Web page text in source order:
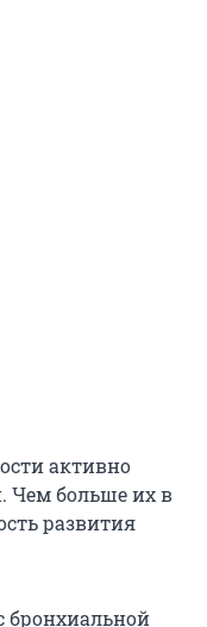
активно
Чем больше их в
развития
бронхиальной